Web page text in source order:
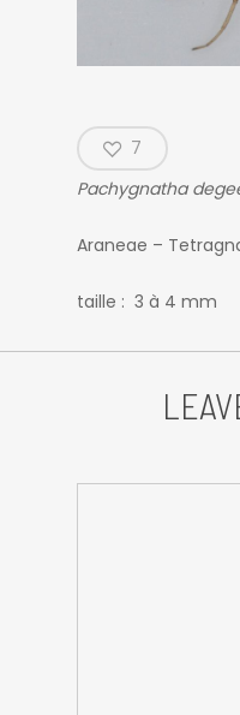
7
Pachygnatha
Araneae –
taille : 3 à 4 mm